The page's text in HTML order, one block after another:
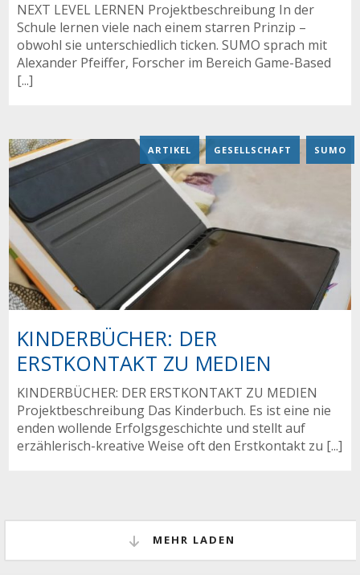
NEXT LEVEL LERNEN Projektbeschreibung In der
Schule lernen viele nach einem starren Prinzip –
obwohl sie unterschiedlich ticken. SUMO sprach mit
Alexander Pfeiffer, Forscher im Bereich Game-Based
[...]
KINDERBÜCHER: DER
ERSTKONTAKT ZU MEDIEN
ARTIKEL , GESELLSCHAFT , SUMO
KINDERBÜCHER: DER ERSTKONTAKT ZU MEDIEN
Projektbeschreibung Das Kinderbuch. Es ist eine nie
enden wollende Erfolgsgeschichte und stellt auf
erzählerisch-kreative Weise oft den Erstkontakt zu [...]
MEHR LADEN